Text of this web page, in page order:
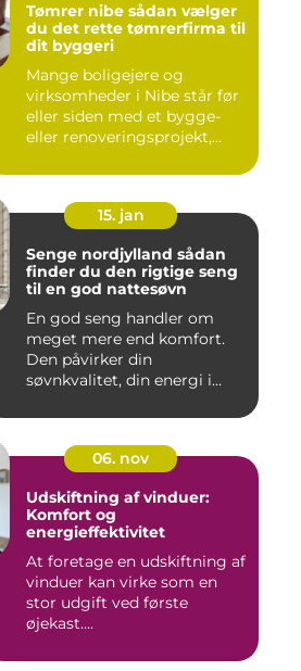
Tømrer nibe sådan vælger
du det rette tømrerfirma til
dit byggeri
Mange boligejere og
virksomheder i Nibe står før
eller siden med et bygge-
eller renoveringsprojekt,...
15. jan
Senge nordjylland sådan
finder du den rigtige seng
til en god nattesøvn
En god seng handler om
meget mere end komfort.
Den påvirker din
søvnkvalitet, din energi i
06. nov
Udskiftning af vinduer:
Komfort og
energieffektivitet
At foretage en udskiftning af
vinduer kan virke som en
stor udgift ved første
øjekast....